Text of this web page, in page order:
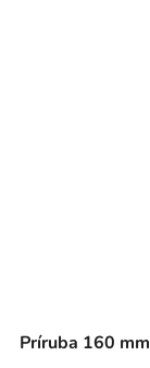
Príruba 160 mm